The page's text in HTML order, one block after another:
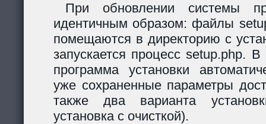
При обновлении системы
идентичным образом: файлы
помещаются в директорию с
запускается процесс setup.php.
программа установки
уже сохраненные параметры
также два варианта
установка с очисткой).